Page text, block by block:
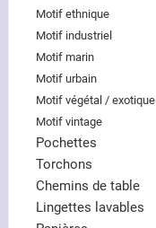
Motif ethnique
Motif industriel
Motif marin
Motif urbain
Motif végétal / exotique
Motif vintage
Pochettes
Torchons
Chemins de table
Lingettes lavables